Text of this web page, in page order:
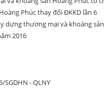
Phúc thay đổi ĐKKD lần 6
dựng thương mại và khoáng
2016
- QLNY